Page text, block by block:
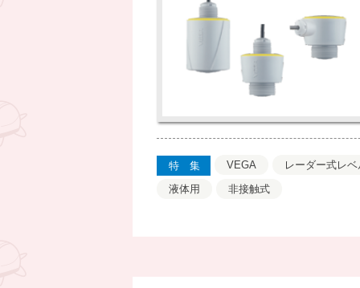
特集 VEGA
レーダー式レ
液体用
非接触式